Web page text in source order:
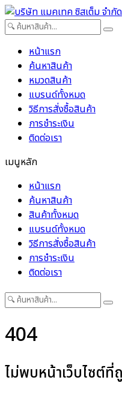
หน้าแรก
ค้นหาสินค้า
หมวดสินค้า
แบรนด์ทั้งหมด
วิธีการสั่งซื้อสินค้า
การชำระเงิน
ติดต่อเรา
เมนูหลัก
หน้าแรก
ค้นหาสินค้า
สินค้าทั้งหมด
แบรนด์ทั้งหมด
วิธีการสั่งซื้อสินค้า
การชำระเงิน
ติดต่อเรา
404
ไม่พบหน้าเว็บไซต์ที่